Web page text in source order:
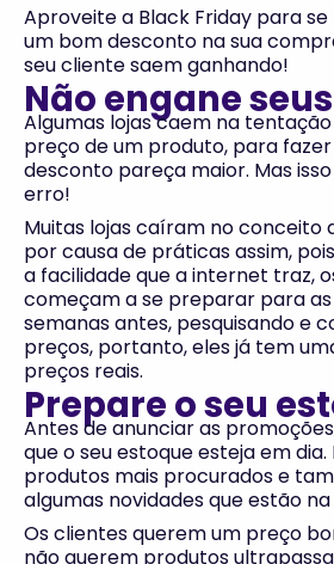
Aproveite a Black Friday para
um bom desconto na sua
seu cliente saem ganhando!
Não engane
Algumas lojas caem na
preço de um produto, para
desconto pareça maior. Mas
erro!
Muitas lojas caíram no conceito
por causa de práticas assim,
a facilidade que a internet traz,
começam a se preparar para
semanas antes, pesquisando e
preços, portanto, eles já tem
preços reais.
Prepare o seu
Antes de anunciar as
que o seu estoque esteja em dia.
produtos mais procurados e
algumas novidades que estão
Os clientes querem um preço
não querem produtos